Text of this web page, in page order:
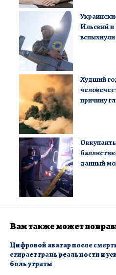
Ильский
Худший
причину
данный
Вам также может
Цифровой аватар после
стирает грань реальности и
боль утраты